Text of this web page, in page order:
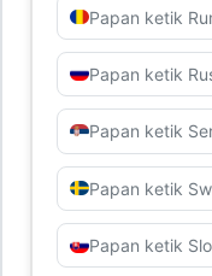
Papan ketik
Papan ketik
Papan ketik
Papan ketik
Papan ketik